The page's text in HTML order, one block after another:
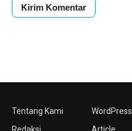
Tentang Kami
WordPress